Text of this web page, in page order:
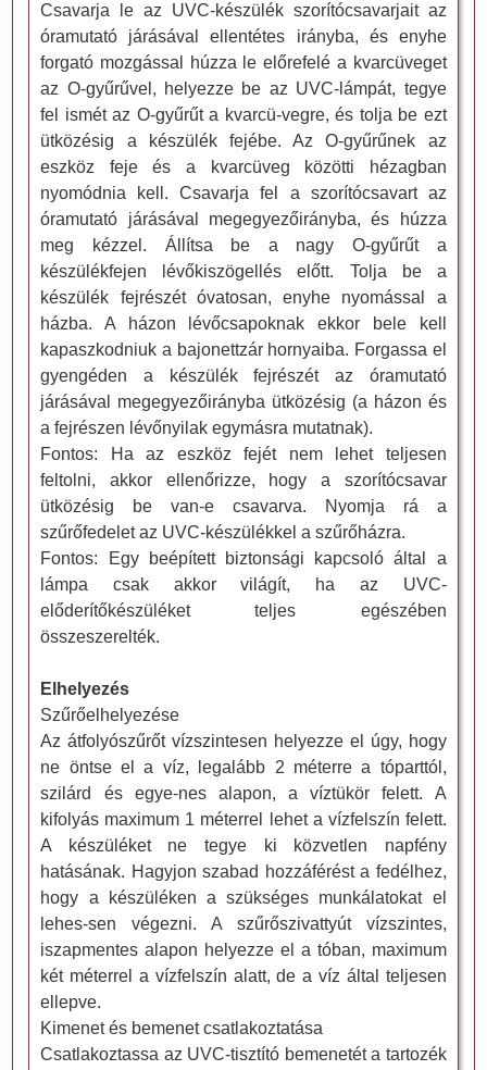
Csavarja le az UVC-készülék szorítócsavarjait az
óramutató járásával ellentétes irányba, és enyhe
forgató mozgással húzza le előrefelé a kvarcüveget
az O-gyűrűvel, helyezze be az UVC-lámpát, tegye
fel ismét az O-gyűrűt a kvarcü-vegre, és tolja be ezt
ütközésig a készülék fejébe. Az O-gyűrűnek az
eszköz feje és a kvarcüveg közötti hézagban
nyomódnia kell. Csavarja fel a szorítócsavart az
óramutató járásával megegyezőirányba, és húzza
meg kézzel. Állítsa be a nagy O-gyűrűt a
készülékfejen lévőkiszögellés előtt. Tolja be a
készülék fejrészét óvatosan, enyhe nyomással a
házba. A házon lévőcsapoknak ekkor bele kell
kapaszkodniuk a bajonettzár hornyaiba. Forgassa el
gyengéden a készülék fejrészét az óramutató
járásával megegyezőirányba ütközésig (a házon és
a fejrészen lévőnyilak egymásra mutatnak).
Fontos: Ha az eszköz fejét nem lehet teljesen
feltolni, akkor ellenőrizze, hogy a szorítócsavar
ütközésig be van-e csavarva. Nyomja rá a
szűrőfedelet az UVC-készülékkel a szűrőházra.
Fontos: Egy beépített biztonsági kapcsoló által a
lámpa csak akkor világít, ha az UVC-
előderítőkészüléket teljes egészében
összeszerelték.
Elhelyezés
Szűrőelhelyezése
Az átfolyószűrőt vízszintesen helyezze el úgy, hogy
ne öntse el a víz, legalább 2 méterre a tóparttól,
szilárd és egye-nes alapon, a víztükör felett. A
kifolyás maximum 1 méterrel lehet a vízfelszín felett.
A készüléket ne tegye ki közvetlen napfény
hatásának. Hagyjon szabad hozzáférést a fedélhez,
hogy a készüléken a szükséges munkálatokat el
lehes-sen végezni. A szűrőszivattyút vízszintes,
iszapmentes alapon helyezze el a tóban, maximum
két méterrel a vízfelszín alatt, de a víz által teljesen
ellepve.
Kimenet és bemenet csatlakoztatása
Csatlakoztassa az UVC-tisztító bemenetét a tartozék